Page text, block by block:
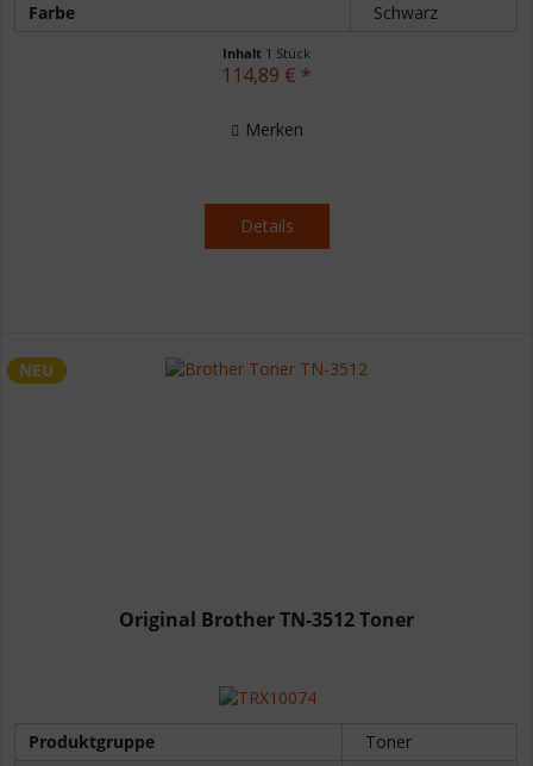
Farbe
Schwarz
Inhalt 1 Stück
114,89 € *
Merken
Details
NEU
Original Brother TN-3512 Toner
Produktgruppe
Toner